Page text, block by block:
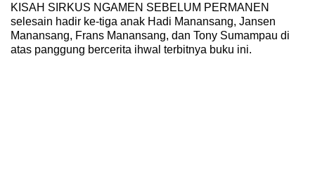
KISAH SIRKUS NGAMEN SEBELUM PERMANEN
selesain hadir ke-tiga anak Hadi Manansang, Jansen
Manansang, Frans Manansang, dan Tony Sumampau di
atas panggung bercerita ihwal terbitnya buku ini.